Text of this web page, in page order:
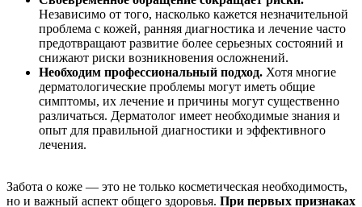
Независимо от того, насколько кажется незначительной
проблема с кожей, ранняя диагностика и лечение часто
предотвращают развитие более серьезных состояний и
снижают риски возникновения осложнений.
Необходим профессиональный подход. Хотя многие
дерматологические проблемы могут иметь общие
симптомы, их лечение и причины могут существенно
различаться. Дерматолог имеет необходимые знания и
опыт для правильной диагностики и эффективного
лечения.
Забота о коже — это не только косметическая необходимость,
но и важный аспект общего здоровья. При первых признаках